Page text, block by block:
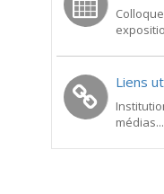
Liens
médias...